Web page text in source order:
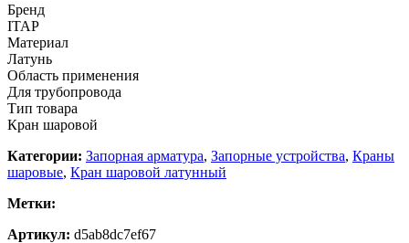
Бренд
ITAP
Материал
Латунь
Область применения
Для трубопровода
Тип товара
Кран шаровой
Категории: Запорная арматура, Запорные устройства, Краны
шаровые, Кран шаровой латунный
Метки:
Артикул: d5ab8dc7ef67